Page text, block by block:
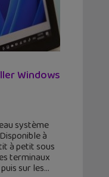
Windows
système
à
à petit sous
terminaux
sur les